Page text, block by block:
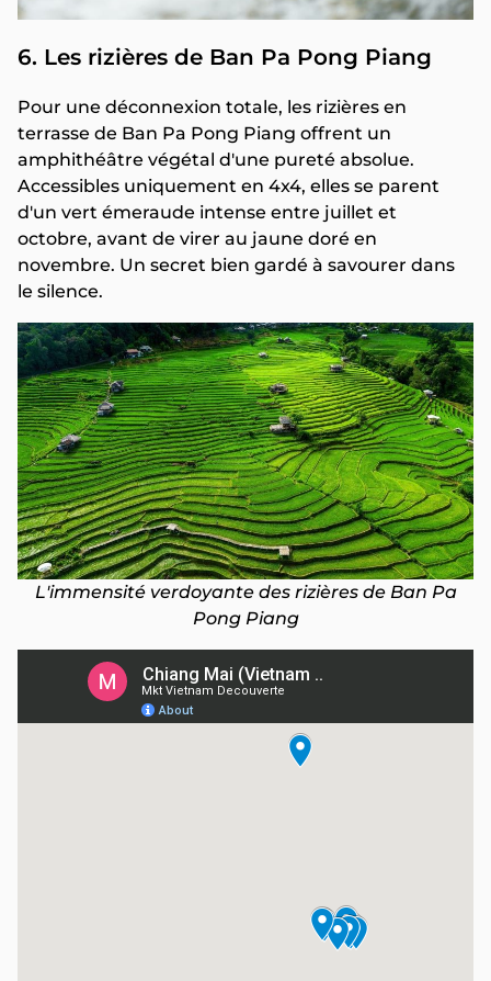
6. Les rizières de Ban Pa Pong Piang
Pour une déconnexion totale, les rizières en
terrasse de Ban Pa Pong Piang offrent un
amphithéâtre végétal d'une pureté absolue.
Accessibles uniquement en 4x4, elles se parent
d'un vert émeraude intense entre juillet et
octobre, avant de virer au jaune doré en
novembre. Un secret bien gardé à savourer dans
le silence.
L'immensité verdoyante des rizières de Ban Pa
Pong Piang